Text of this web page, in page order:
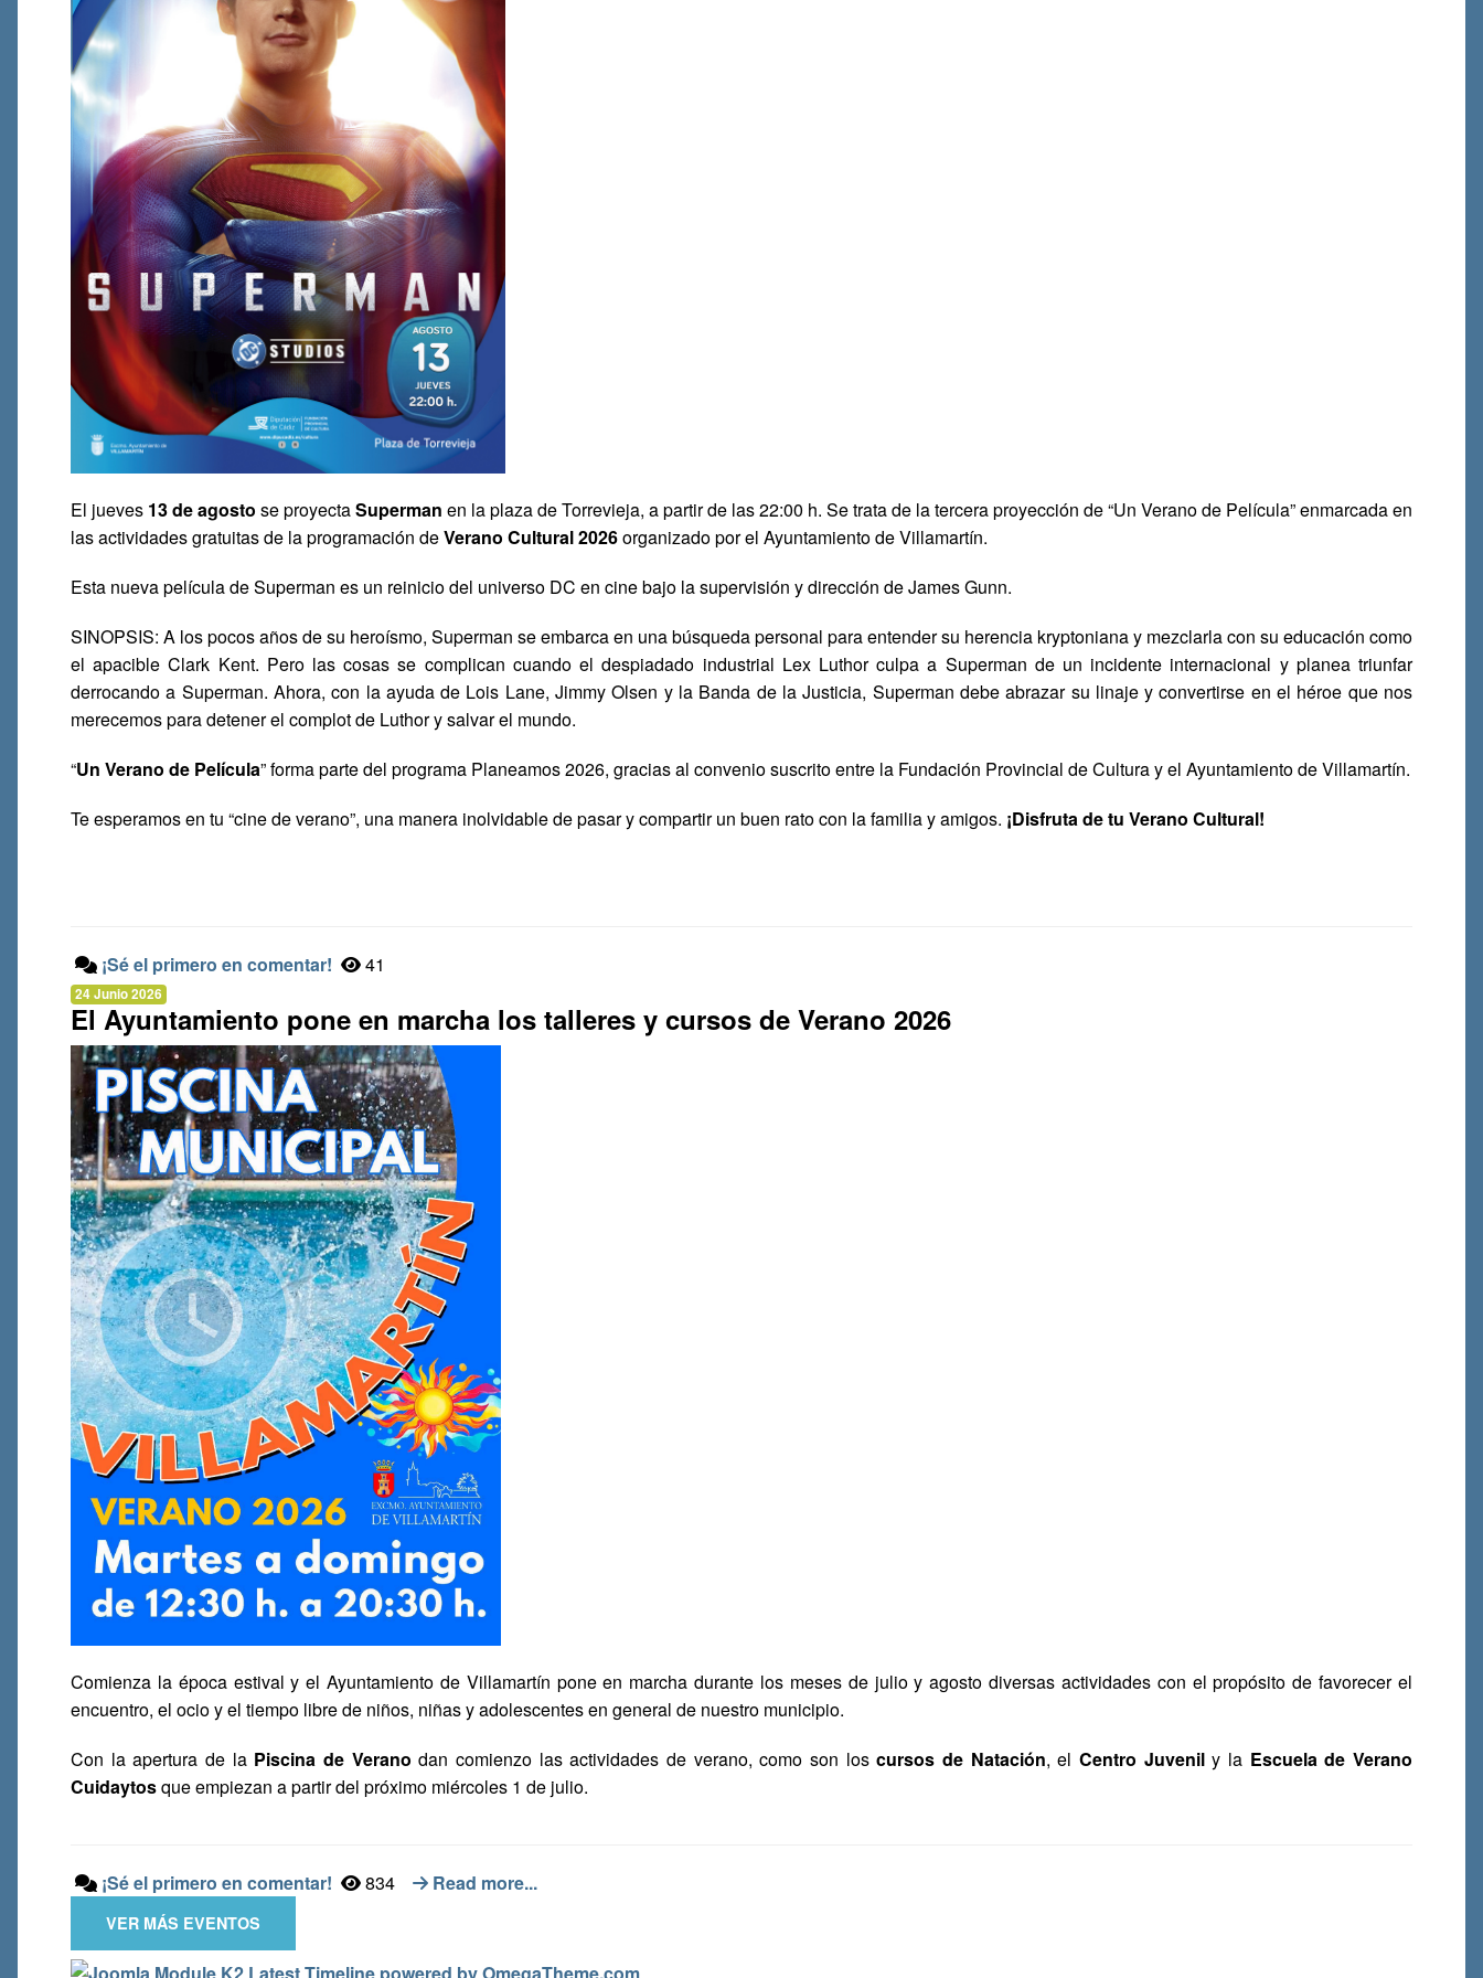
El jueves 13 de agosto se proyectaSuperman en la plaza de Torrevieja, a partir de las 22:00 h. Se trata de la tercera proyección de “Un Verano de Película” enmarcada en
las actividades gratuitas de la programación deVerano Cultural 2026organizado por el Ayuntamiento de Villamartín.
Esta nueva película de Superman es un reinicio del universo DC en cine bajo la supervisión y dirección de James Gunn.
SINOPSIS: A los pocos años de su heroísmo, Superman se embarca en una búsqueda personal para entender su herencia kryptoniana y mezclarla con su educación como
el apacible Clark Kent. Pero las cosas se complican cuando el despiadado industrial Lex Luthor culpa a Superman de un incidente internacional y planea triunfar
derrocando a Superman. Ahora, con la ayuda de Lois Lane, Jimmy Olsen y la Banda de la Justicia, Superman debe abrazar su linaje y convertirse en el héroe que nos
merecemos para detener el complot de Luthor y salvar el mundo.
“Un Verano de Película” forma parte del programa Planeamos 2026, gracias al convenio suscrito entre la Fundación Provincial de Cultura y el Ayuntamiento de Villamartín.
Te esperamos en tu “cine de verano”, una manera inolvidable de pasar y compartir un buen rato con la familia y amigos. ¡Disfruta de tu Verano Cultural!
¡Sé el primero en comentar! 41
24 Junio 2026
El Ayuntamiento pone en marcha los talleres y cursos de Verano 2026
Comienza la época estival y el Ayuntamiento de Villamartín pone en marcha durante los meses de julio y agosto diversas actividades con el propósito de favorecer el
encuentro, el ocio y el tiempo libre de niños, niñas y adolescentes en general de nuestro municipio.
Con la apertura de la Piscina de Verano dan comienzo las actividades de verano, como son loscursos de Natación, elCentro Juvenily la Escuela de Verano
Cuidaytosque empiezan a partir del próximo miércoles 1 de julio.
¡Sé el primero en comentar! 834 Read more...
VER MÁS EVENTOS